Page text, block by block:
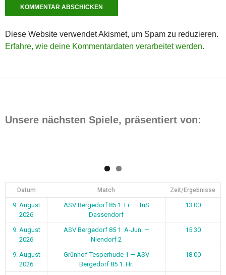
Diese Website verwendet Akismet, um Spam zu reduzieren.
Erfahre, wie deine Kommentardaten verarbeitet werden.
Unsere nächsten Spiele, präsentiert von:
Datum Match Zeit/Ergebnisse
9. August
2026
ASV Bergedorf 85 1. Fr. — TuS
Dassendorf
13:00
9. August
2026
ASV Bergedorf 85 1. A-Jun. —
Niendorf 2
15:30
9. August
2026
Grünhof-Tesperhude 1 — ASV
Bergedorf 85 1. Hr.
18:00